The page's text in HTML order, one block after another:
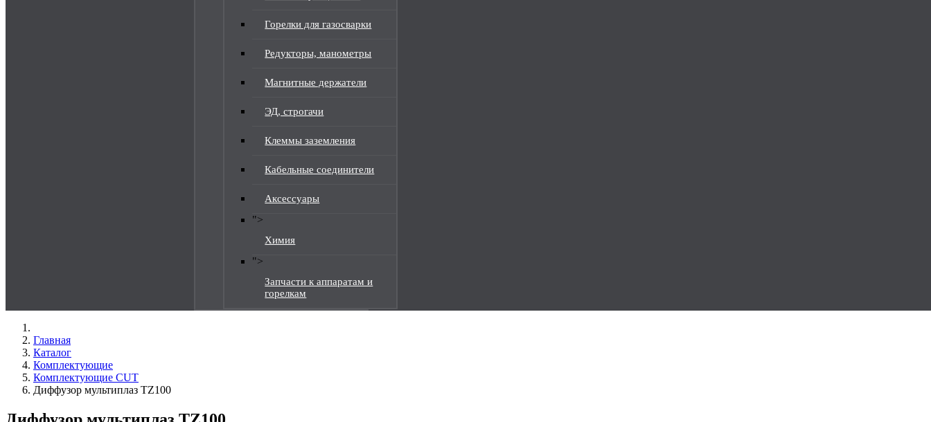
Горелки для газосварки
Редукторы, манометры
Магнитные держатели
ЭД, строгачи
Клеммы заземления
Кабельные соединители
Аксессуары
">
Химия
">
Запчасти к аппаратам и
горелкам
Главная
Каталог
Комплектующие
Комплектующие CUT
Диффузор мультиплаз TZ100